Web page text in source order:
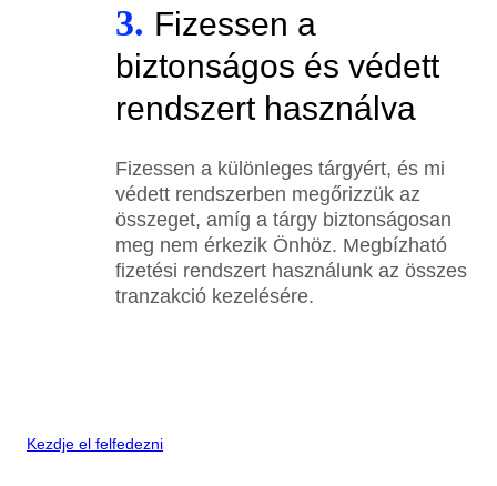
3. Fizessen a
biztonságos és védett
rendszert használva
Fizessen a különleges tárgyért, és mi
védett rendszerben megőrizzük az
összeget, amíg a tárgy biztonságosan
meg nem érkezik Önhöz. Megbízható
fizetési rendszert használunk az összes
tranzakció kezelésére.
Kezdje el felfedezni